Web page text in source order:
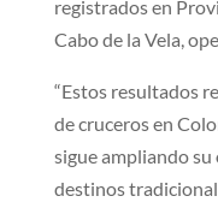
registrados en
Cabo de la Vela,
“Estos resultados
de cruceros en
sigue ampliando
destinos